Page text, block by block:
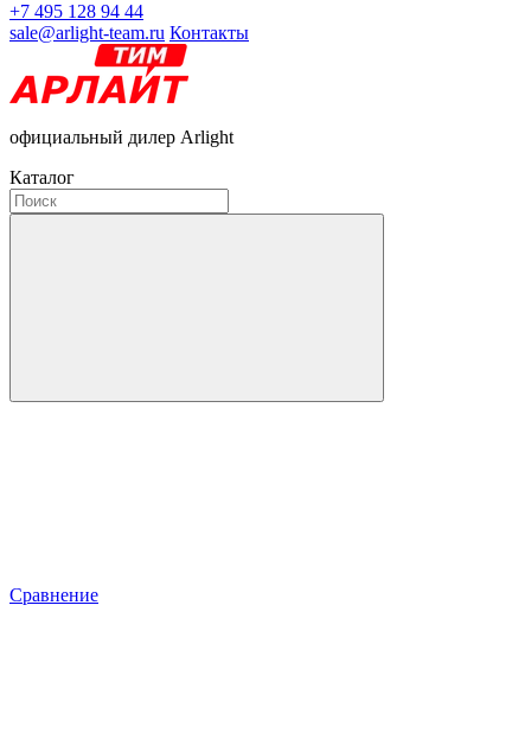
+7 495 128 94 44
sale@arlight-team.ru Контакты
официальный дилер Arlight
Каталог
Сравнение